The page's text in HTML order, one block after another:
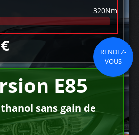
320Nm
RENDEZ-
VOUS
E85
sans gain de